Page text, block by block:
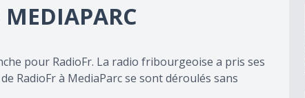
MEDIAPARC
pour RadioFr. La radio fribourgeoise a pris ses
RadioFr à MediaParc se sont déroulés sans